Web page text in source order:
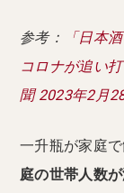
参考：
「日本
コロナが追い
聞 2023年2月
一升瓶が家庭
庭の世帯人数